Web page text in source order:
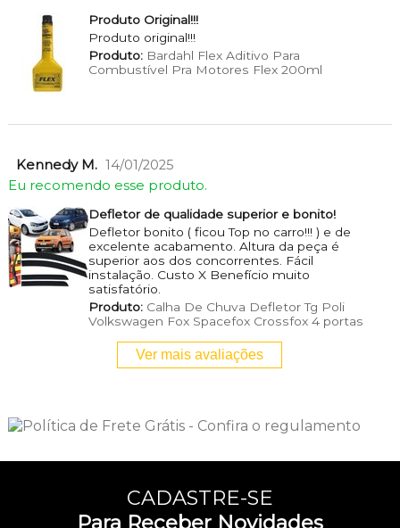
Produto Original!!!
Produto original!!!
Produto:Bardahl Flex Aditivo Para
Combustível Pra Motores Flex 200ml
Kennedy M. 14/01/2025
Eu recomendo esse produto.
Defletor de qualidade superior e bonito!
Defletor bonito ( ficou Top no carro!!! ) e de
excelente acabamento. Altura da peça é
superior aos dos concorrentes. Fácil
instalação. Custo X Benefício muito
satisfatório.
Produto:Calha De Chuva Defletor Tg Poli
Volkswagen Fox Spacefox Crossfox 4 portas
Ver mais avaliações
CADASTRE-SE